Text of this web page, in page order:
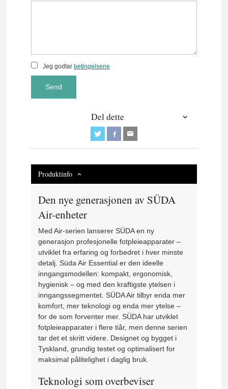
Jeg godtarbetingelsene
Send
Del dette
Produktinfo
Den nye generasjonen av SÜDA
Air-enheter
Med Air-serien lanserer SÜDA en ny
generasjon profesjonelle fotpleieapparater –
utviklet fra erfaring og forbedret i hver minste
detalj. Süda Air Essential er den ideelle
inngangsmodellen: kompakt, ergonomisk,
hygienisk – og med den kraftigste ytelsen i
inngangssegmentet. SÜDA Air tilbyr enda mer
komfort, mer teknologi og enda mer ytelse –
for de som forventer mer. SÜDA har utviklet
fotpleieapparater i flere tiår, men denne serien
tar det et skritt videre. Designet og bygget i
Tyskland, grundig testet og optimalisert for
maksimal pålitelighet i daglig bruk.
Teknologi som overbeviser